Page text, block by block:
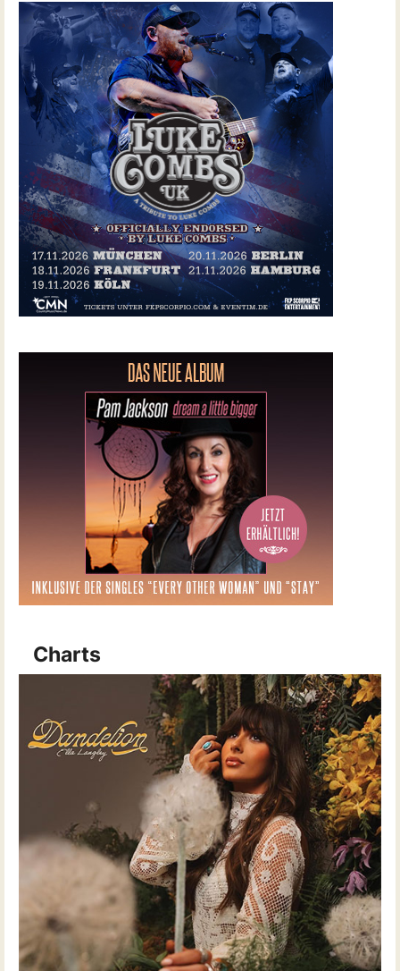
Charts